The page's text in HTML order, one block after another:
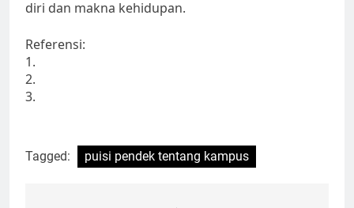
diri dan makna kehidupan.
Referensi:
1.
2.
3.
Tagged: puisi pendek tentang kampus